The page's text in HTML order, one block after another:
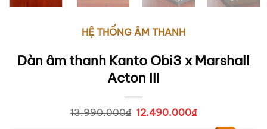
HỆ THỐNG ÂM THANH
Dàn âm thanh Kanto Obi3 x Marshall
Acton III
13.990.000₫ Giá
12.490.000₫Giá